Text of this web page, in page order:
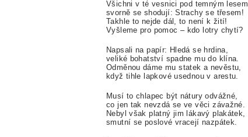
Všichni v té vesnici pod temným lesem
svorně se shodují: Strachy se třesem!
Takhle to nejde dál, to není k žití!
Vyšleme pro pomoc – kdo lotry chytí?
Napsali na papír: Hledá se hrdina,
veliké bohatství spadne mu do klína.
Odměnou dáme mu statek a nevěstu,
když tihle lapkové usednou v arestu.
Musí to chlapec být nátury odvážné,
co jen tak nevzdá se ve věci závažné.
Nebyl však platný jim lákavý plakátek,
smutní se poslové vracejí nazpátek.